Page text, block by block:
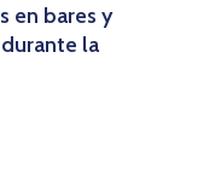
en bares y
la